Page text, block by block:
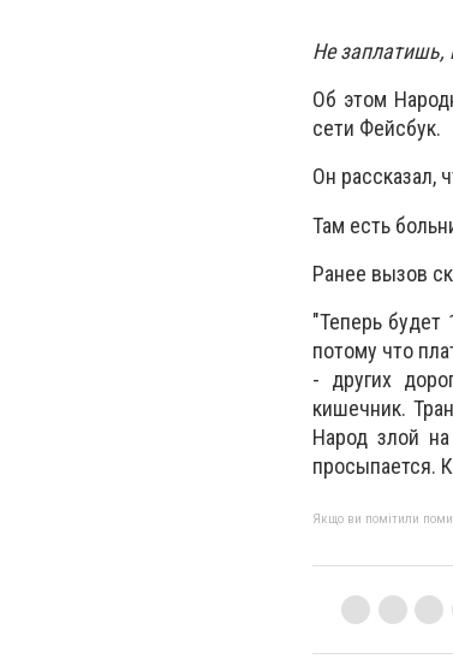
Не заплатишь,
Об этом
сети Фейсбук.
Он рассказал,
Там есть
Ранее вызов
"Теперь будет
потому что
- других
кишечник.
Народ злой на
просыпается.
Якщо ви помітили